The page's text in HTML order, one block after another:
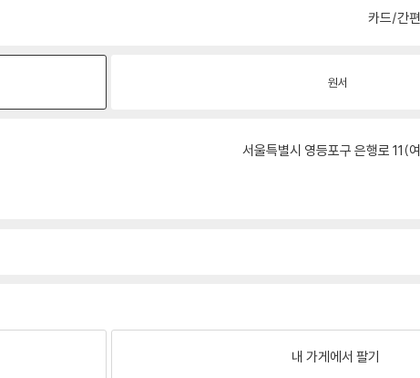
카드/간
원서
서울특별시 영등포구 은행로 11(
내 가게에서 팔기